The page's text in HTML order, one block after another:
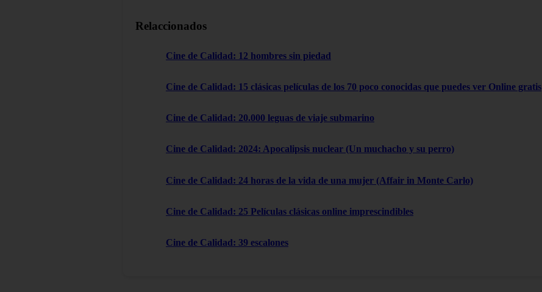
Relaccionados
Cine de Calidad: 12 hombres sin piedad
Cine de Calidad: 15 clásicas películas de los 70 poco conocidas que puedes ver Online gratis
Cine de Calidad: 20.000 leguas de viaje submarino
Cine de Calidad: 2024: Apocalipsis nuclear (Un muchacho y su perro)
Cine de Calidad: 24 horas de la vida de una mujer (Affair in Monte Carlo)
Cine de Calidad: 25 Películas clásicas online imprescindibles
Cine de Calidad: 39 escalones